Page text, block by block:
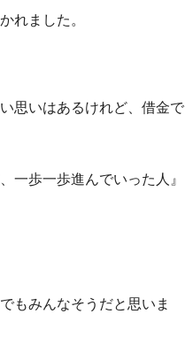
れました。
思いはあるけれど、借金で
一歩一歩進んでいった人』
もみんなそうだと思いま